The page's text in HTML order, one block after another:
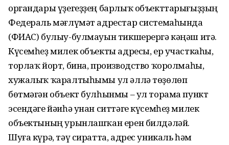
органдары үҙегеҙҙең барлыҡ объекттарығыҙҙың
Федераль мәғлүмәт адрестар системаһында
(ФИАС) булыу-булмауын тикшерергә кәңәш итә.
Күсемһеҙ милек объекты адресы, ер участкаһы,
торлаҡ йорт, бина, производство ҡоролмаһы,
хужалыҡ ҡаралтыһымы ул әллә төҙөлөп
бөтмәгән объект булһынмы – ул торама пункт
эсендәге йәиһә унан ситтәге күсемһеҙ милек
объектының урынлашҡан ерен билдәләй.
Шуға күрә, тәү сиратта, адрес уникаль һәм